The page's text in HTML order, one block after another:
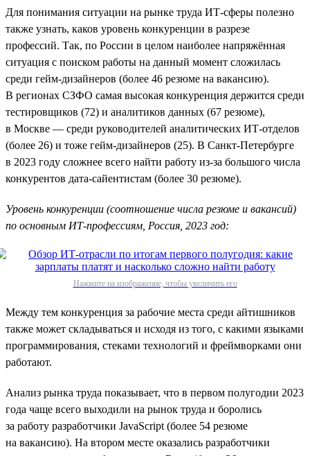
Для понимания ситуации на рынке труда ИТ-сферы полезно
также узнать, каков уровень конкуренции в разрезе
профессий. Так, по России в целом наиболее напряжённая
ситуация с поиском работы на данный момент сложилась
среди гейм-дизайнеров (более 46 резюме на вакансию).
В регионах СЗФО самая высокая конкуренция держится среди
тестировщиков (72) и аналитиков данных (67 резюме),
в Москве — среди руководителей аналитических ИТ-отделов
(более 26) и тоже гейм-дизайнеров (25). В Санкт-Петербурге
в 2023 году сложнее всего найти работу из-за большого числа
конкурентов дата-сайентистам (более 30 резюме).
Уровень конкуренции (соотношение числа резюме и вакансий)
по основным ИТ-профессиям, Россия, 2023 год:
Нажмите на изображение, чтобы увеличить его
Между тем конкуренция за рабочие места среди айтишников
также может складываться и исходя из того, с какими языками
программирования, стеками технологий и фреймворками они
работают.
Анализ рынка труда показывает, что в первом полугодии 2023
года чаще всего выходили на рынок труда и боролись
за работу разработчики JavaScript (более 54 резюме
на вакансию). На втором месте оказались разработчики